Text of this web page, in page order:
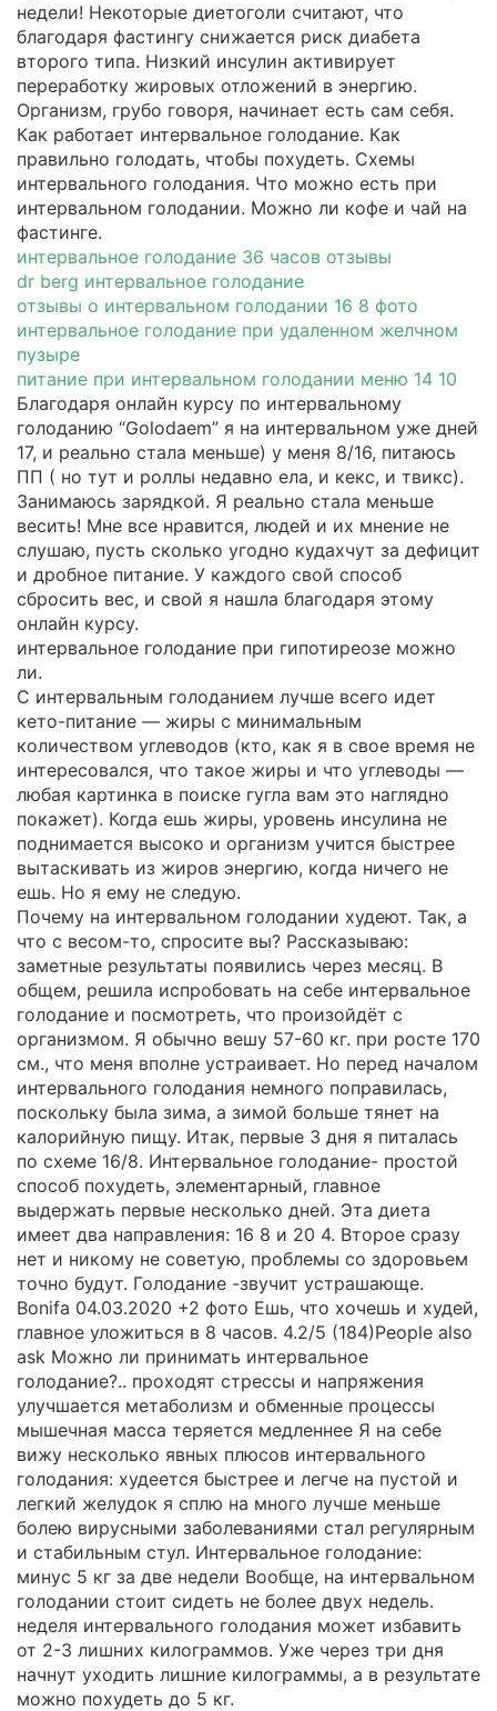
недели! Некоторые диетоголи считают, что
благодаря фастингу снижается риск диабета
второго типа. Низкий инсулин активирует
переработку жировых отложений в энергию.
Организм, грубо говоря, начинает есть сам себя.
Как работает интервальное голодание. Как
правильно голодать, чтобы похудеть. Схемы
интервального голодания. Что можно есть при
интервальном голодании. Можно ли кофе и чай на
фастинге.
интервальное голодание 36 часов отзывы
dr berg интервальное голодание
отзывы о интервальном голодании 16 8 фото
интервальное голодание при удаленном желчном
пузыре
питание при интервальном голодании меню 14 10
Благодаря онлайн курсу по интервальному
голоданию “Golodaem” я на интервальном уже дней
17, и реально стала меньше) у меня 8/16, питаюсь
ПП ( но тут и роллы недавно ела, и кекс, и твикс).
Занимаюсь зарядкой. Я реально стала меньше
весить! Мне все нравится, людей и их мнение не
слушаю, пусть сколько угодно кудахчут за дефицит
и дробное питание. У каждого свой способ
сбросить вес, и свой я нашла благодаря этому
онлайн курсу.
интервальное голодание при гипотиреозе можно
ли.
С интервальным голоданием лучше всего идет
кето-питание — жиры с минимальным
количеством углеводов (кто, как я в свое время не
интересовался, что такое жиры и что углеводы —
любая картинка в поиске гугла вам это наглядно
покажет). Когда ешь жиры, уровень инсулина не
поднимается высоко и организм учится быстрее
вытаскивать из жиров энергию, когда ничего не
ешь. Но я ему не следую.
Почему на интервальном голодании худеют. Так, а
что с весом-то, спросите вы? Рассказываю:
заметные результаты появились через месяц. В
общем, решила испробовать на себе интервальное
голодание и посмотреть, что произойдёт с
организмом. Я обычно вешу 57-60 кг. при росте 170
см., что меня вполне устраивает. Но перед началом
интервального голодания немного поправилась,
поскольку была зима, а зимой больше тянет на
калорийную пищу. Итак, первые 3 дня я питалась
по схеме 16/8. Интервальное голодание- простой
способ похудеть, элементарный, главное
выдержать первые несколько дней. Эта диета
имеет два направления: 16 8 и 20 4. Второе сразу
нет и никому не советую, проблемы со здоровьем
точно будут. Голодание -звучит устрашающе.
Bonifa 04.03.2020 +2 фото Ешь, что хочешь и худей,
главное уложиться в 8 часов. 4.2/5 (184)People also
ask Можно ли принимать интервальное
голодание?.. проходят стрессы и напряжения
улучшается метаболизм и обменные процессы
мышечная масса теряется медленнее Я на себе
вижу несколько явных плюсов интервального
голодания: худеется быстрее и легче на пустой и
легкий желудок я сплю на много лучше меньше
болею вирусными заболеваниями стал регулярным
и стабильным стул. Интервальное голодание:
минус 5 кг за две недели Вообще, на интервальном
голодании стоит сидеть не более двух недель.
неделя интервального голодания может избавить
от 2-3 лишних килограммов. Уже через три дня
начнут уходить лишние килограммы, а в результате
можно похудеть до 5 кг.